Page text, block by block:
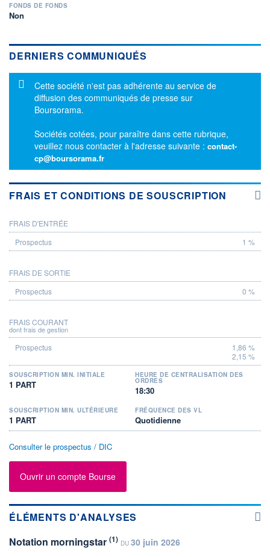
FONDS DE FONDS
Non
DERNIERS COMMUNIQUÉS
Message d'information
Cette société n'est pas adhérente au service de
diffusion des communiqués de presse sur
Boursorama.
Sociétés cotées, pour paraître dans cette rubrique,
veuillez nous contacter à l'adresse suivante : contact-
cp@boursorama.fr
FRAIS ET CONDITIONS DE SOUSCRIPTION
PROSPECTUS
FRAIS D'ENTRÉE
1 %
FRAIS DE SORTIE
0 %
FRAIS COURANT
dont frais de gestion
1,86 %
2,15 %
SOUSCRIPTION MIN. INITIALE
1 PART
HEURE DE CENTRALISATION DES
ORDRES
18:30
SOUSCRIPTION MIN. ULTÉRIEURE
1 PART
FRÉQUENCE DES VL
Quotidienne
Consulter le prospectus / DIC
Ouvrir un compte Bourse
ÉLÉMENTS D'ANALYSES
Notation morningstar (1) DU 30 juin 2026